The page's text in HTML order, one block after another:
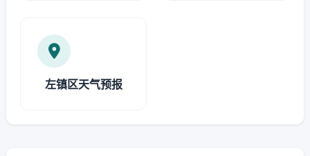
左镇区天气预报